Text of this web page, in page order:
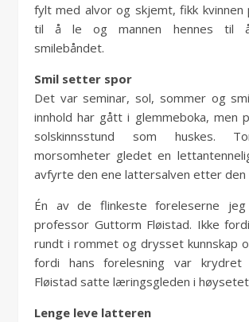
fylt med alvor og skjemt, fikk
til å le og mannen hennes til
smilebåndet.
Smil setter spor
Det var seminar, sol, sommer og
innhold har gått i glemmeboka, men
solskinnsstund som huskes.
morsomheter gledet en
avfyrte den ene lattersalven etter den
Én av de flinkeste foreleserne
professor Guttorm Fløistad. Ikke
rundt i rommet og drysset kunnskap
fordi hans forelesning var krydret
Fløistad satte læringsgleden i
Lenge leve latteren